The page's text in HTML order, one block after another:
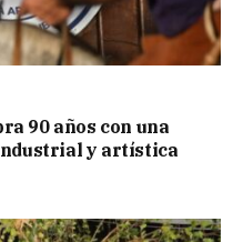
90 años con una
y artística